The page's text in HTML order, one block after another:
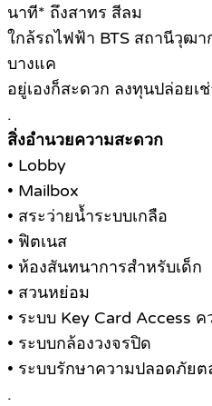
นาที* ถึงสาทร สีลม
ใกล้รถไฟฟ้า BTS สถานีวุฒ
บางแค
อยู่เองก็สะดวก ลงทุนปล่อยเ
.
สิ่งอำนวยความสะดวก
• Lobby
• Mailbox
• สระว่ายน้ำระบบเกลือ
• ฟิตเนส
• ห้องสันทนาการสำหรับเด็ก
• สวนหย่อม
• ระบบ Key Card Access
• ระบบกล้องวงจรปิด
• ระบบรักษาความปลอดภัย
.